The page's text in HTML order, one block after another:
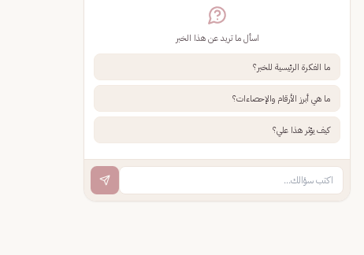
اسأل ما تريد عن هذا الخبر
ما الفكرة الرئيسية للخبر؟
ما هي أبرز الأرقام والإحصاءات؟
كيف يؤثر هذا علي؟